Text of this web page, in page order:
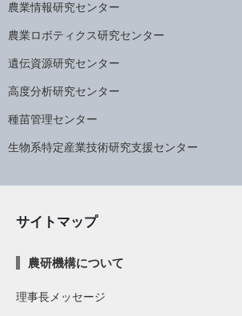
農業情報研究センター
農業ロボティクス研究センター
遺伝資源研究センター
高度分析研究センター
種苗管理センター
生物系特定産業技術研究支援センター
サイトマップ
農研機構について
理事長メッセージ